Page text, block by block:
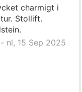
charmigt i
Stollift.
nl, 15 Sep 2025